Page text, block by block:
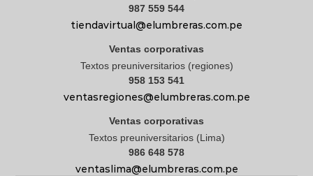
987 559 544
tiendavirtual@elumbreras.com.pe
Ventas corporativas
Textos preuniversitarios (regiones)
958 153 541
ventasregiones@elumbreras.com.pe
Ventas corporativas
Textos preuniversitarios (Lima)
986 648 578
ventaslima@elumbreras.com.pe